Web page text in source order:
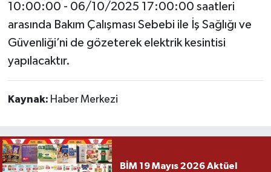
10:00:00 - 06/10/2025 17:00:00 saatleri
arasında Bakım Çalışması Sebebi ile İş Sağlığı ve
Güvenliği’ni de gözeterek elektrik kesintisi
yapılacaktır.
Kaynak: Haber Merkezi
BİM 19 Mayıs 2026 Aktüel